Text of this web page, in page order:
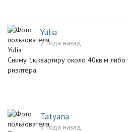
Yulia
2 года назад
Сниму 1к.квартиру около 40кв.м
риэлтера.
Tatyana
3 года назад